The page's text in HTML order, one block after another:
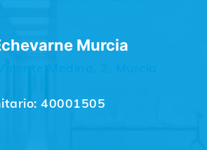
Murcia
40001505